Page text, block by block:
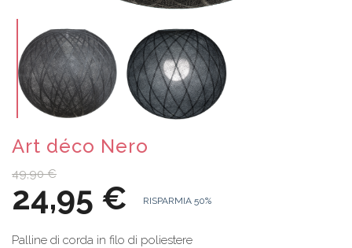
Art déco Nero
49,90 €
24,95 € RISPARMIA 50%
Palline di corda in filo di poliestere